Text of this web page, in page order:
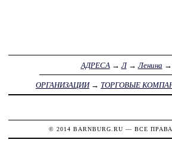
АДРЕСА →Л→Ленина →
ОРГАНИЗАЦИИ→ ТОРГОВЫЕ
© 2014 BARNBURG.RU — ВСЕ